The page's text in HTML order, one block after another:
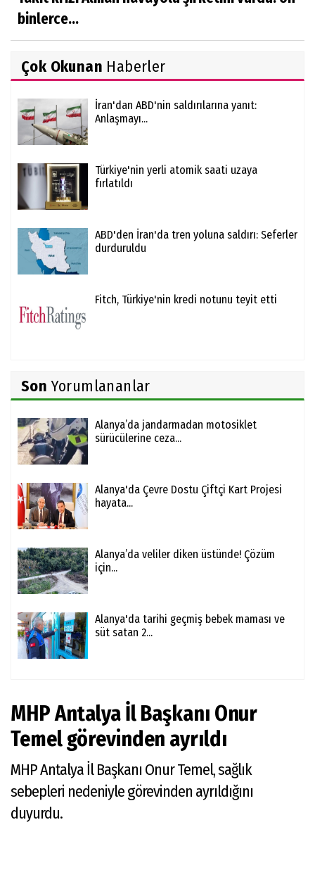
binlerce...
Çok Okunan Haberler
İran'dan ABD'nin saldırılarına yanıt:
Anlaşmayı...
Türkiye'nin yerli atomik saati uzaya
fırlatıldı
ABD'den İran'da tren yoluna saldırı: Seferler
durduruldu
Fitch, Türkiye'nin kredi notunu teyit etti
Son Yorumlananlar
Alanya’da jandarmadan motosiklet
sürücülerine ceza...
Alanya'da Çevre Dostu Çiftçi Kart Projesi
hayata...
Alanya’da veliler diken üstünde! Çözüm
için...
Alanya'da tarihi geçmiş bebek maması ve
süt satan 2...
MHP Antalya İl Başkanı Onur
Temel görevinden ayrıldı
MHP Antalya İl Başkanı Onur Temel, sağlık
sebepleri nedeniyle görevinden ayrıldığını
duyurdu.